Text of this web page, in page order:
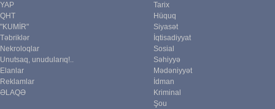
YAP
QHT
"KUMİR"
Təbriklər
Nekroloqlar
Unutsaq, unudularıq!..
Elanlar
Reklamlar
ƏLAQƏ
Tarix
Hüquq
Siyasət
İqtisadiyyat
Sosial
Səhiyyə
Mədəniyyət
İdman
Kriminal
Şou